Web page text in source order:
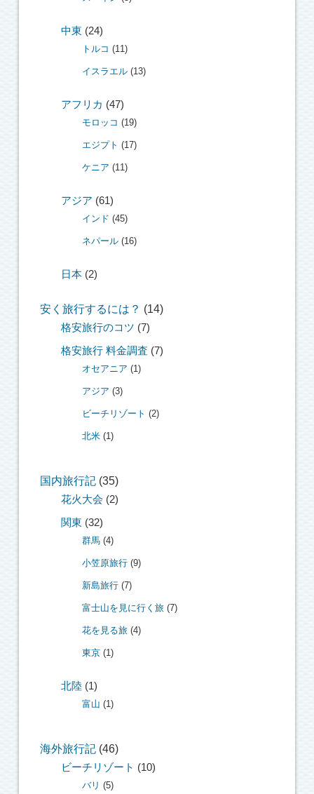
中東 (24)
トルコ (11)
イスラエル(13)
アフリカ (47)
モロッコ (19)
エジプト (17)
ケニア (11)
アジア (61)
インド (45)
ネパール(16)
日本(2)
安く旅行するには？ (14)
格安旅行のコツ (7)
格安旅行 料金調査 (7)
オセアニア (1)
アジア (3)
ビーチリゾート (2)
北米(1)
国内旅行記(35)
花火大会 (2)
関東 (32)
群馬(4)
小笠原旅行(9)
新島旅行(7)
富士山を見に行く旅(7)
花を見る旅(4)
東京(1)
北陸(1)
富山 (1)
海外旅行記(46)
ビーチリゾート (10)
バリ (5)